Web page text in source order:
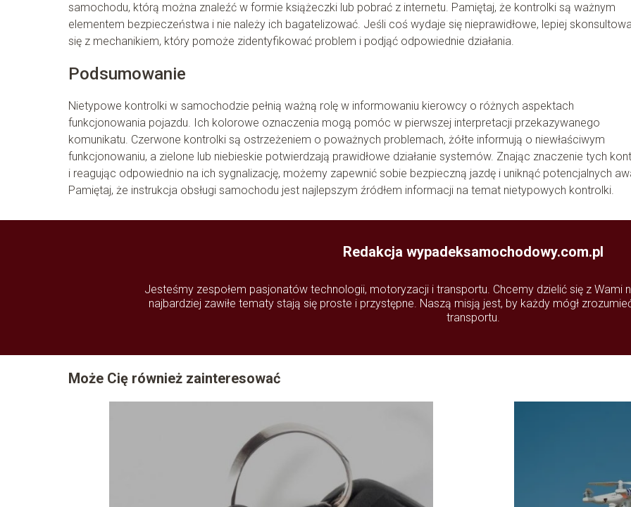
samochodu, którą można znaleźć w formie książeczki lub pobrać z internetu. Pamiętaj, że kontrolki są ważnym
elementem bezpieczeństwa i nie należy ich bagatelizować. Jeśli coś wydaje się nieprawidłowe, lepiej
się z mechanikiem, który pomoże zidentyfikować problem i podjąć odpowiednie działania.
Podsumowanie
Nietypowe kontrolki w samochodzie pełnią ważną rolę w informowaniu kierowcy o różnych aspektach
funkcjonowania pojazdu. Ich kolorowe oznaczenia mogą pomóc w pierwszej interpretacji przekazywanego
komunikatu. Czerwone kontrolki są ostrzeżeniem o poważnych problemach, żółte informują o niewłaściwym
funkcjonowaniu, a zielone lub niebieskie potwierdzają prawidłowe działanie systemów. Znając znaczenie tych
i reagując odpowiednio na ich sygnalizację, możemy zapewnić sobie bezpieczną jazdę i uniknąć potencjalnych
Pamiętaj, że instrukcja obsługi samochodu jest najlepszym źródłem informacji na temat nietypowych kontrolki.
Redakcja wypadeksamochodowy.com.pl
Jesteśmy zespołem pasjonatów technologii, motoryzacji i transportu. Chcemy dzielić się z Wami
najbardziej zawiłe tematy stają się proste i przystępne. Naszą misją jest, by każdy mógł
transportu.
Może Cię również zainteresować